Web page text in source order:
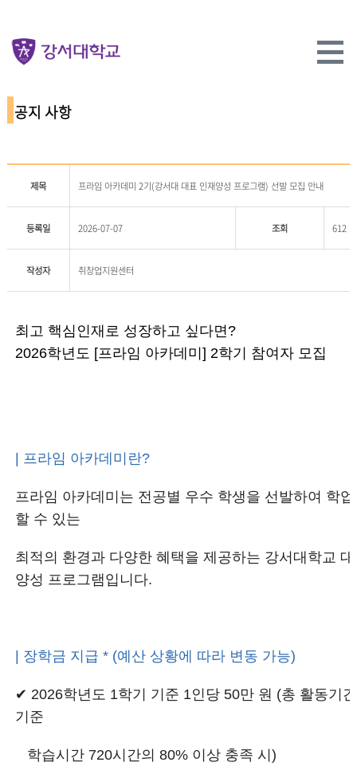
공지 사항
제목 프라임 아카데미 2기(강서대 대표 인재양성 프로그램) 선발 모집 안내
등록일 2026-07-07 조회 612
작성자 취창업지원센터
최고 핵심인재로 성장하고 싶다면?
2026학년도 [프라임 아카데미] 2학기 참여자 모집
| 프라임 아카데미란?
프라임 아카데미는 전공별 우수 학생을 선발하여 학
할 수 있는
최적의 환경과 다양한 혜택을 제공하는 강서대학교
양성 프로그램입니다.
| 장학금 지급 * (예산 상황에 따라 변동 가능)
✔ 2026학년도 1학기 기준 1인당 50만 원 (총 활동기
기준
학습시간 720시간의 80% 이상 충족 시)